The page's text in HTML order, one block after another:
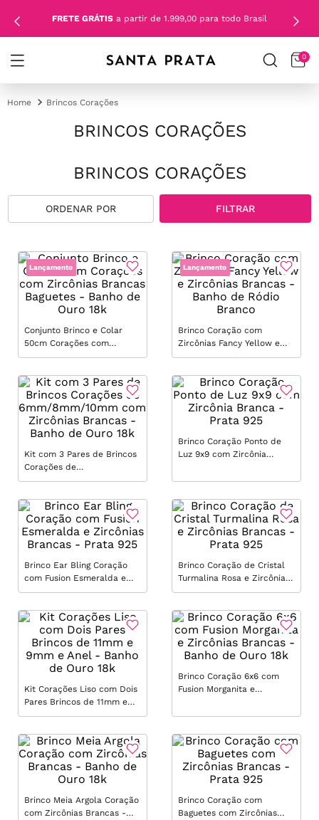
FRETE GRÁTIS a partir de 1.999,00 para todo Brasil
0
Brincos Corações
BRINCOS CORAÇÕES
BRINCOS CORAÇÕES
FILTRAR
Lançamento
Conjunto Brinco e Colar
50cm Corações com
Zircônias Brancas Baguetes
Lançamento
Brinco Coração com
Zircônias Fancy Yellow e
Zircônias Brancas - Banho
Kit com 3 Pares de Brincos
Corações de
6mm/8mm/10mm com
de Ouro 18k
Brinco Coração Ponto de
Luz 9x9 com Zircônia
Brinco Ear Bling Coração
com Fusion Esmeralda e
Zircônias Brancas - Prata
Brinco Coração de Cristal
Turmalina Rosa e Zircônias
Brancas - Prata 925
Kit Corações Liso com Dois
Pares Brincos de 11mm e
9mm e Anel - Banho de
Brinco Coração 6x6 com
Fusion Morganita e
de Ouro 18k
Brinco Meia Argola Coração
com Zircônias Brancas -
Brinco Coração com
Baguetes com Zircônias